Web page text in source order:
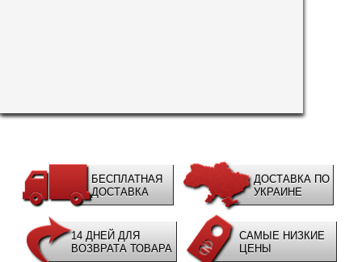
БЕСПЛАТНАЯ
ДОСТАВКА
ДОСТАВКА ПО
УКРАИНЕ
14 ДНЕЙ ДЛЯ
ВОЗВРАТА ТОВАРА
САМЫЕ НИЗКИЕ
ЦЕНЫ